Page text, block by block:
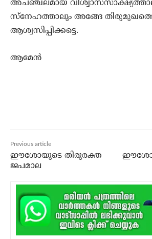
അചഞ്ചലമായ
സ്നേഹത്താലും അങ്ങേ
ആശ്വസിപ്പിക്കട്ടെ.
ആമേന്‍
Previous article
ഈശോയുടെ തിരുരക്ത
ജപമാല